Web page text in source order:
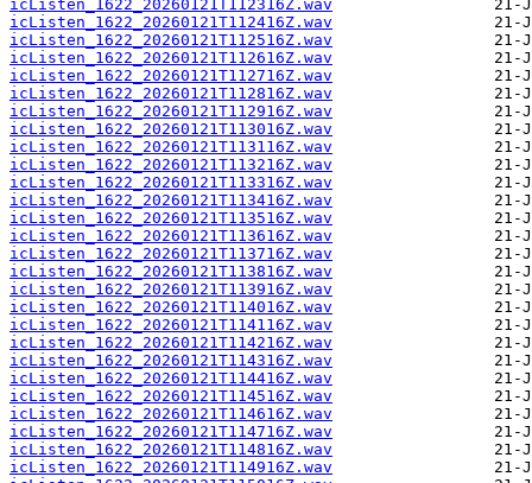
icListen_1622_20260121T112316Z.wav
icListen_1622_20260121T112416Z.wav
icListen_1622_20260121T112516Z.wav
icListen_1622_20260121T112616Z.wav
icListen_1622_20260121T112716Z.wav
icListen_1622_20260121T112816Z.wav
icListen_1622_20260121T112916Z.wav
icListen_1622_20260121T113016Z.wav
icListen_1622_20260121T113116Z.wav
icListen_1622_20260121T113216Z.wav
icListen_1622_20260121T113316Z.wav
icListen_1622_20260121T113416Z.wav
icListen_1622_20260121T113516Z.wav
icListen_1622_20260121T113616Z.wav
icListen_1622_20260121T113716Z.wav
icListen_1622_20260121T113816Z.wav
icListen_1622_20260121T113916Z.wav
icListen_1622_20260121T114016Z.wav
icListen_1622_20260121T114116Z.wav
icListen_1622_20260121T114216Z.wav
icListen_1622_20260121T114316Z.wav
icListen_1622_20260121T114416Z.wav
icListen_1622_20260121T114516Z.wav
icListen_1622_20260121T114616Z.wav
icListen_1622_20260121T114716Z.wav
icListen_1622_20260121T114816Z.wav
icListen_1622_20260121T114916Z.wav